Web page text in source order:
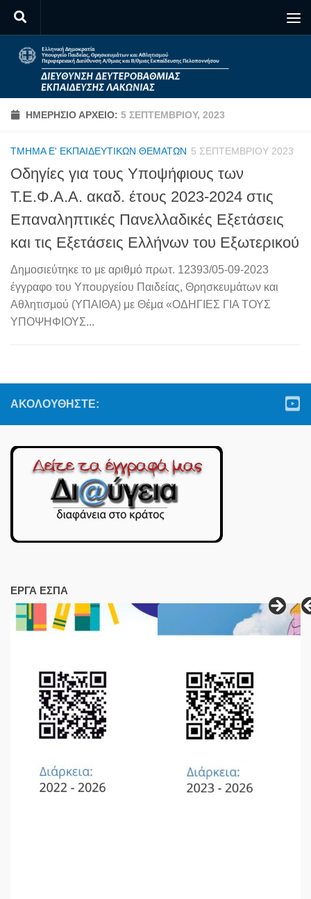
Skip to content
ΗΜΕΡΉΣΙΟ ΑΡΧΕΊΟ: 5 ΣΕΠΤΕΜΒΡΊΟΥ, 2023
ΤΜΉΜΑ Ε' ΕΚΠΑΙΔΕΥΤΙΚΏΝ ΘΕΜΆΤΩΝ 5 ΣΕΠΤΕΜΒΡΊΟΥ 2023
Οδηγίες για τους Υποψήφιους των
Τ.Ε.Φ.Α.Α. ακαδ. έτους 2023-2024 στις
Επαναληπτικές Πανελλαδικές Εξετάσεις
και τις Εξετάσεις Ελλήνων του Εξωτερικού
Δημοσιεύτηκε το με αριθμό πρωτ. 12393/05-09-2023
έγγραφο του Υπουργείου Παιδείας, Θρησκευμάτων και
Αθλητισμού (ΥΠΑΙΘΑ) με Θέμα «ΟΔΗΓΙΕΣ ΓΙΑ ΤΟΥΣ
ΥΠΟΨΗΦΙΟΥΣ...
ΑΚΟΛΟΥΘΉΣΤΕ:
ΕΡΓΑ ΕΣΠΑ